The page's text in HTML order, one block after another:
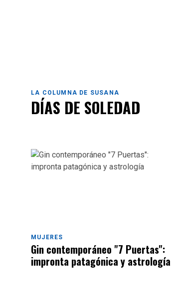
LA COLUMNA DE SUSANA
DÍAS DE SOLEDAD
MUJERES
Gin contemporáneo "7 Puertas":
impronta patagónica y astrología